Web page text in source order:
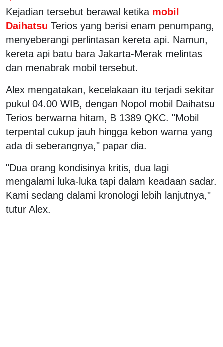
Kejadian tersebut berawal ketika mobil
Daihatsu Terios yang berisi enam penumpang,
menyeberangi perlintasan kereta api. Namun,
kereta api batu bara Jakarta-Merak melintas
dan menabrak mobil tersebut.
Alex mengatakan, kecelakaan itu terjadi sekitar
pukul 04.00 WIB, dengan Nopol mobil Daihatsu
Terios berwarna hitam, B 1389 QKC. "Mobil
terpental cukup jauh hingga kebon warna yang
ada di seberangnya," papar dia.
"Dua orang kondisinya kritis, dua lagi
mengalami luka-luka tapi dalam keadaan sadar.
Kami sedang dalami kronologi lebih lanjutnya,"
tutur Alex.